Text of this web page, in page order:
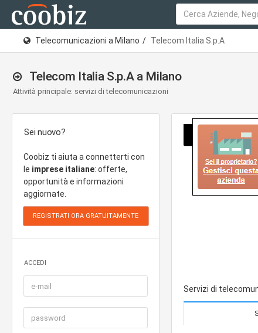
Telecomunicazioni a Milano Telecom Italia S.p.A
Telecom Italia S.p.A a Milano
Attività principale: servizi di telecomunicazioni
Sei nuovo?
Coobiz ti aiuta a connetterti con
le imprese italiane: offerte,
opportunità e informazioni
aggiornate.
ACCEDI
Servizi di